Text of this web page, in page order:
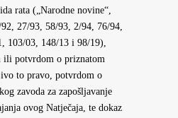
rata („Narodne novine“,
27/93, 58/93, 2/94, 76/94,
103/03, 148/13 i 98/19),
ili potvrdom o priznatom
to pravo, potvrdom o
zavoda za zapošljavanje
ovog Natječaja, te dokaz